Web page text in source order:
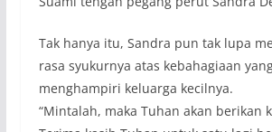
Tak hanya itu, Sandra pun tak lupa
rasa syukurnya atas kebahagiaan
menghampiri keluarga kecilnya.
“Mintalah, maka Tuhan akan berikan